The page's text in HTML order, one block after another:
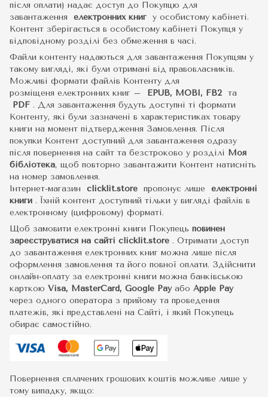
після оплати) надає доступ до Покупцю для
завантаження електронних книг у особистому кабінеті.
Контент зберігається в особистому кабінеті Покупця у
відповідному розділі без обмеження в часі.
Файли контенту надаються для завантаження Покупцям у
такому вигляді, які були отримані від правовласників.
Можливі формати файлів Контенту для
розміщеня електронних книг –
EPUB, MOBI, FB2 та
PDF . Для завантаження будуть доступні ті формати
Контенту, які були зазначені в характеристиках товару
книги на момент підтвердження Замовлення. Після
покупки Контент доступний для завантаження одразу
після повернення на сайт та безстроково у розділі Моя
бібліотека, щоб повторно завантажити Контент натисніть
на номер замовлення.
Інтернет-магазин clicklit.store пропонує лише електронні
книги . Їхній контент доступний тільки у вигляді файлів в
електронному (цифровому) форматі.
Щоб замовити електронні книги Покупець повинен
зареєструватися на сайті clicklit.store . Отримати доступ
до завантаження електронних книг можна лише після
оформлення замовлення та його повної оплати. Здійснити
онлайн-оплату за електронні книги можна банківською
карткою Visa, MasterCard, Google Pay або Apple Pay
через одного оператора з прийому та проведення
платежів, які представлені на Сайті, і який Покупець
обирає самостійно.
Повернення сплачених грошових коштів можливе лише у
тому випадку, якщо: